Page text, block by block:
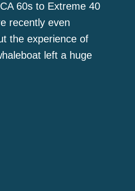
60s to Extreme 40
recently even
the experience of
left a huge